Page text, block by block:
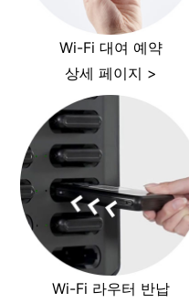
Wi-Fi 대여 예약
상세 페이지 >
Wi-Fi 라우터 반납